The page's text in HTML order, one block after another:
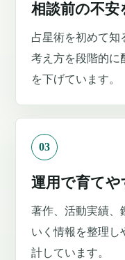
相談前の不安
占星術を初めて知
考え方を段階的に
を下げています。
03
運用で育てや
著作、活動実績、
いく情報を整理し
計しています。